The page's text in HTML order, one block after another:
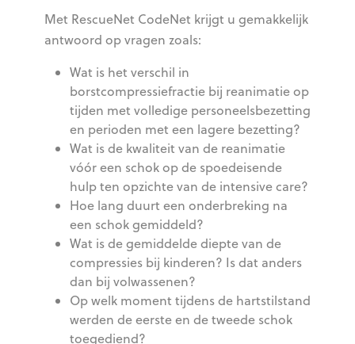
Met RescueNet CodeNet krijgt u gemakkelijk
antwoord op vragen zoals:
Wat is het verschil in
borstcompressiefractie bij reanimatie op
tijden met volledige personeelsbezetting
en perioden met een lagere bezetting?
Wat is de kwaliteit van de reanimatie
vóór een schok op de spoedeisende
hulp ten opzichte van de intensive care?
Hoe lang duurt een onderbreking na
een schok gemiddeld?
Wat is de gemiddelde diepte van de
compressies bij kinderen? Is dat anders
dan bij volwassenen?
Op welk moment tijdens de hartstilstand
werden de eerste en de tweede schok
toegediend?